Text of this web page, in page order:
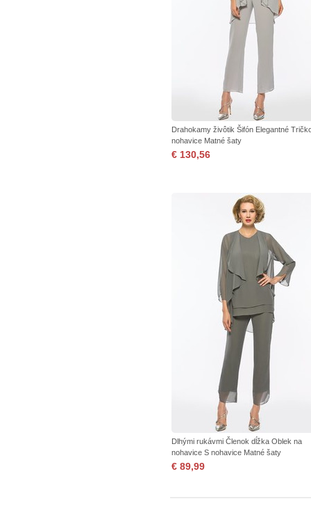
Drahokamy živôtik Šifón Elegantné
nohavice Matné šaty
€ 130,56
Dlhými rukávmi Členok dĺžka Oblek na
nohavice S nohavice Matné šaty
€ 89,99